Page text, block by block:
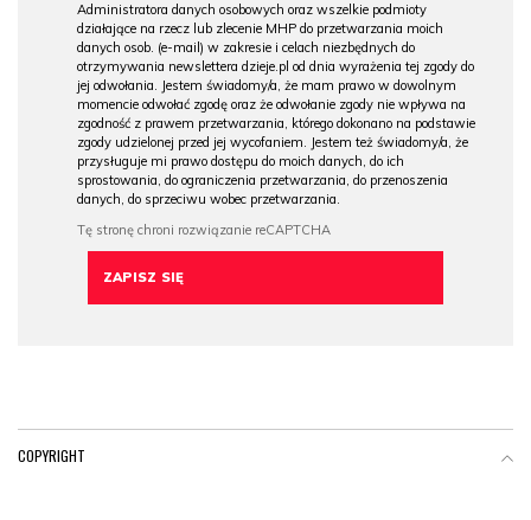
Administratora danych osobowych oraz wszelkie podmioty
działające na rzecz lub zlecenie MHP do przetwarzania moich
danych osob. (e-mail) w zakresie i celach niezbędnych do
otrzymywania newslettera dzieje.pl od dnia wyrażenia tej zgody do
jej odwołania. Jestem świadomy/a, że mam prawo w dowolnym
momencie odwołać zgodę oraz że odwołanie zgody nie wpływa na
zgodność z prawem przetwarzania, którego dokonano na podstawie
zgody udzielonej przed jej wycofaniem. Jestem też świadomy/a, że
przysługuje mi prawo dostępu do moich danych, do ich
sprostowania, do ograniczenia przetwarzania, do przenoszenia
danych, do sprzeciwu wobec przetwarzania.
COPYRIGHT